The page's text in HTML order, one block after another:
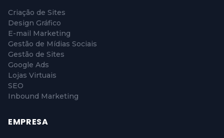
Criação de Sites
Design Gráfico
E-mail Marketing
Gestão de Mídias Sociais
Gestão de Sites
Google Ads
Lojas Virtuais
SEO
Inbound Marketing
EMPRESA